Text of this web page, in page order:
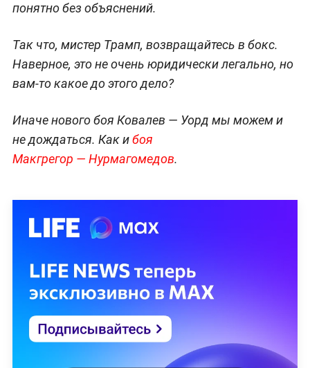
понятно без объяснений.
Так что, мистер Трамп, возвращайтесь в бокс.
Наверное, это не очень юридически легально, но
вам-то какое до этого дело?
Иначе нового боя Ковалев — Уорд мы можем и
не дождаться. Как ибоя
Макгрегор — Нурмагомедов.